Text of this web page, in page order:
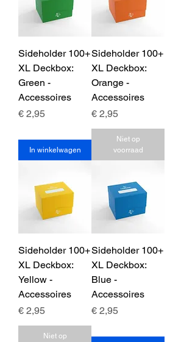
Sideholder 100+
XL Deckbox:
Green -
Accessoires
Prijs
€ 2,95
In winkelwagen
Sideholder 100+
XL Deckbox:
Orange -
Accessoires
Prijs
€ 2,95
Niet op
voorraad
Sideholder 100+
XL Deckbox:
Yellow -
Accessoires
Prijs
€ 2,95
Niet op
Sideholder 100+
XL Deckbox:
Blue -
Accessoires
Prijs
€ 2,95